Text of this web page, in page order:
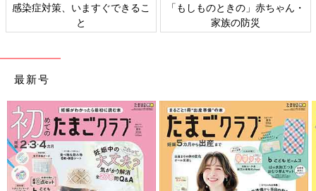
ゃん・
日本外来小児科学会リーフレッ
六星占術 細木かおりさ
最新号